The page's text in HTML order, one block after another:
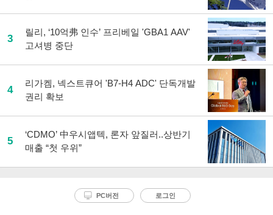
3
릴리, ‘10억弗 인수’ 프리베일 'GBA1 AAV'
고셔병 중단
4
리가켐, 넥스트큐어 'B7-H4 ADC' 단독개발
권리 확보
5
‘CDMO’ 中우시앱텍, 론자 앞질러..상반기
매출 “첫 우위”
PC버전 로그인